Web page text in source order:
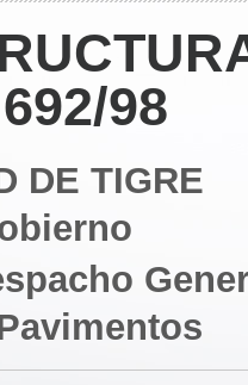
98
DE TIGRE